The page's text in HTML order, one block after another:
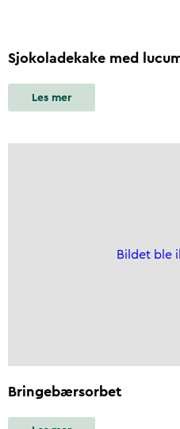
Sjokoladekake med
Les mer
Bildet ble
Bringebærsorbet